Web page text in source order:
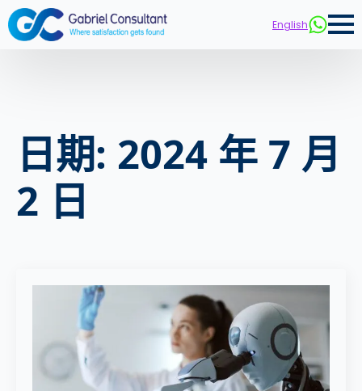
English
日期: 2024 年 7 月
2 日